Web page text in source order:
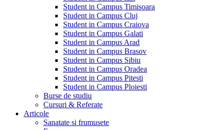
Student in Campus Timisoara
Student in Campus Cluj
Student in Campus Craiova
Student in Campus Galati
Student in Campus Arad
Student in Campus Brasov
Student in Campus Sibiu
Student in Campus Oradea
Student in Campus Pitesti
Student in Campus Ploiesti
Burse de studiu
Cursuri & Referate
Articole
Sanatate si frumusete